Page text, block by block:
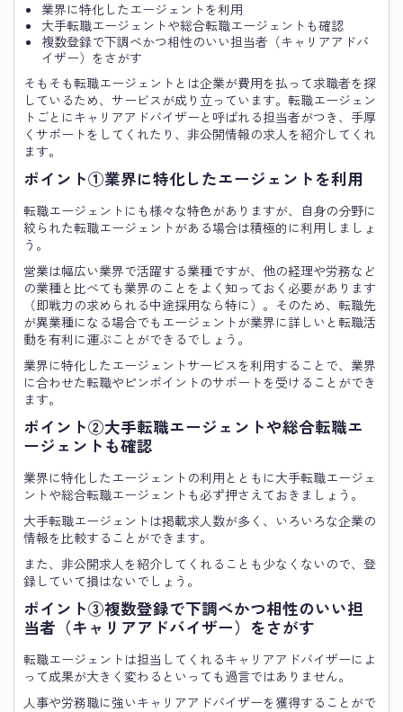
業界に特化したエージェントを利用
大手転職エージェントや総合転職エージェントも確認
複数登録で下調べかつ相性のいい担当者（キャリアアドバ
イザー）をさがす
そもそも転職エージェントとは企業が費用を払って求職者を探
しているため、サービスが成り立っています。転職エージェン
トごとにキャリアアドバイザーと呼ばれる担当者がつき、手厚
くサポートをしてくれたり、非公開情報の求人を紹介してくれ
ます。
ポイント①業界に特化したエージェントを利用
転職エージェントにも様々な特色がありますが、自身の分野に
絞られた転職エージェントがある場合は積極的に利用しましょ
う。
営業は幅広い業界で活躍する業種ですが、他の経理や労務など
の業種と比べても業界のことをよく知っておく必要があります
（即戦力の求められる中途採用なら特に）。そのため、転職先
が異業種になる場合でもエージェントが業界に詳しいと転職活
動を有利に運ぶことができるでしょう。
業界に特化したエージェントサービスを利用することで、業界
に合わせた転職やピンポイントのサポートを受けることができ
ます。
ポイント②大手転職エージェントや総合転職エ
ージェントも確認
業界に特化したエージェントの利用とともに大手転職エージェ
ントや総合転職エージェントも必ず押さえておきましょう。
大手転職エージェントは掲載求人数が多く、いろいろな企業の
情報を比較することができます。
また、非公開求人を紹介してくれることも少なくないので、登
録していて損はないでしょう。
ポイント③複数登録で下調べかつ相性のいい担
当者（キャリアアドバイザー）をさがす
転職エージェントは担当してくれるキャリアアドバイザーによ
って成果が大きく変わるといっても過言ではありません。
人事や労務職に強いキャリアアドバイザーを獲得することがで